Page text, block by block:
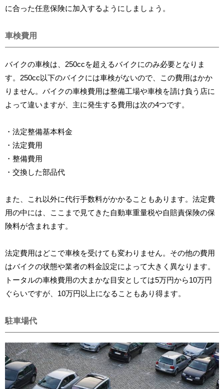
に合った任意保険に加入するようにしましょう。
車検費用
バイクの車検は、250ccを超えるバイクにのみ必要となりま
す。250cc以下のバイクには車検がないので、この費用はかか
りません。バイクの車検費用は整備工場や車検を請け負う店に
よって違いますが、主に発生する費用は次の4つです。
・法定整備基本料金
・法定費用
・整備費用
・交換した部品代
また、これ以外に代行手数料がかかることもあります。法定費
用の中には、ここまで見てきた自動車重量税や自賠責保険の保
険料が含まれます。
法定費用はどこで車検を受けても変わりません。その他の費用
はバイクの状態や業者の料金設定によって大きく異なります。
トータルの車検費用の大まかな目安としては5万円から10万円
ぐらいですが、10万円以上になることもあり得ます。
駐車場代